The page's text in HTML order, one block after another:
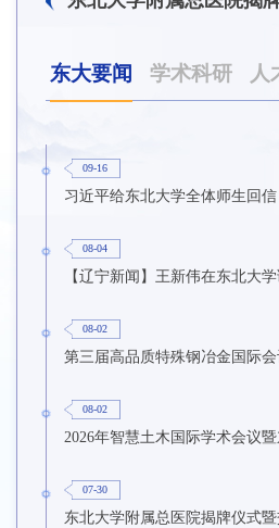
东大要闻 学术科研 人
09-16
习近平给东北大学全体师生回信
08-04
【辽宁新闻】王新伟在东北大
08-02
08-02
07-30
东北大学附属总医院揭牌仪式